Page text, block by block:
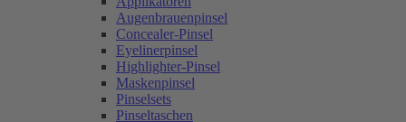
Augenbrauenpinsel
Concealer-Pinsel
Eyelinerpinsel
Highlighter-Pinsel
Maskenpinsel
Pinselsets
Pinseltaschen